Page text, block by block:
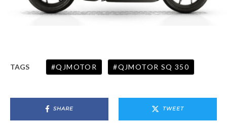
TAGS QJMOTOR QJMOTOR SQ 350
SHARE TWEET